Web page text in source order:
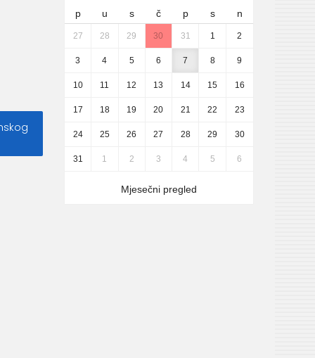
p
u s č p s n
27 28 29 30 31 1 2
3 4 5 6 7 8 9
10 11 12 13 14 15 16
17 18 19 20 21 22 23
24 25 26 27 28 29 30
31 1 2 3 4 5 6
Mjesečni pregled